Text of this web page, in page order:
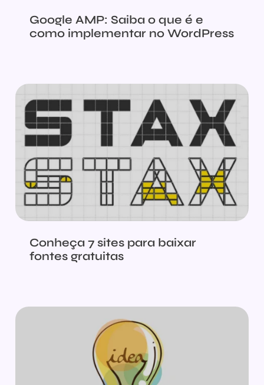
Google AMP: Saiba o que é e
como implementar no WordPress
Conheça 7 sites para baixar
fontes gratuitas